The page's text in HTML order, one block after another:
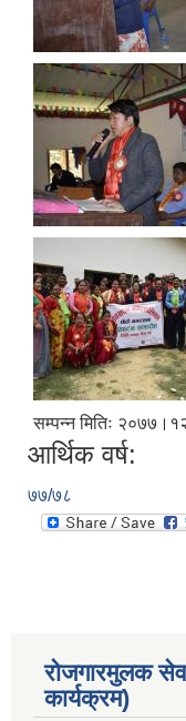
सम्पन्न मितिः
आर्थिक वर्ष:
७७/७८
रोजगारमुलक
कार्यक्रम)